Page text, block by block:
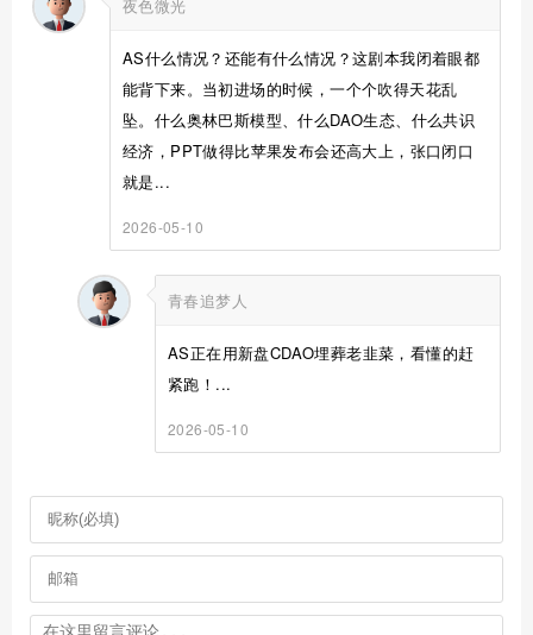
夜色微光
AS什么情况？还能有什么情况？这剧本我闭着眼都
能背下来。当初进场的时候，一个个吹得天花乱
坠。什么奥林巴斯模型、什么DAO生态、什么共识
经济，PPT做得比苹果发布会还高大上，张口闭口
就是...
2026-05-10
青春追梦人
AS正在用新盘CDAO埋葬老韭菜，看懂的赶
紧跑！...
2026-05-10